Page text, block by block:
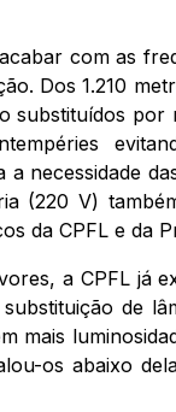
com as
Dos 1.210
por
necessidade
(220 V)
da CPFL e da
a CPFL já
de
mais
os abaixo